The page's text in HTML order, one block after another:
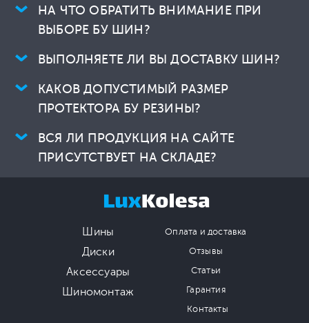
НА ЧТО ОБРАТИТЬ ВНИМАНИЕ ПРИ
ВЫБОРЕ БУ ШИН?
ВЫПОЛНЯЕТЕ ЛИ ВЫ ДОСТАВКУ ШИН?
КАКОВ ДОПУСТИМЫЙ РАЗМЕР
ПРОТЕКТОРА БУ РЕЗИНЫ?
ВСЯ ЛИ ПРОДУКЦИЯ НА САЙТЕ
ПРИСУТСТВУЕТ НА СКЛАДЕ?
Шины
Диски
Аксессуары
Шиномонтаж
Оплата и доставка
Отзывы
Статьи
Гарантия
Контакты